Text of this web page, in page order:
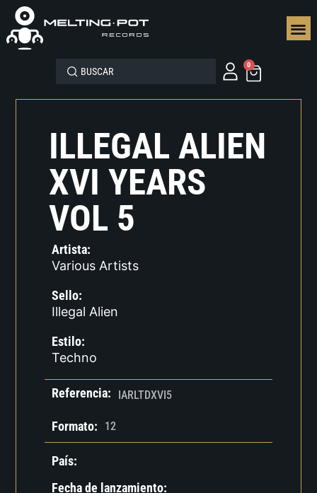
0
ILLEGAL ALIEN
XVI YEARS
VOL 5
Artista:
Various Artists
Sello:
Illegal Alien
Estilo:
Techno
Referencia: IARLTDXVI5
Formato: 12
País:
Fecha de lanzamiento: